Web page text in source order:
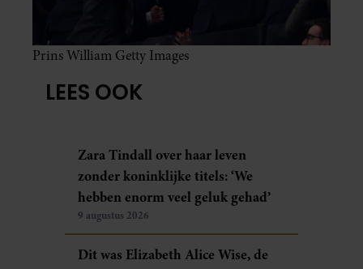
Prins William Getty Images
LEES OOK
Zara Tindall over haar leven
zonder koninklijke titels: ‘We
hebben enorm veel geluk gehad’
9 augustus 2026
Dit was Elizabeth Alice Wise, de